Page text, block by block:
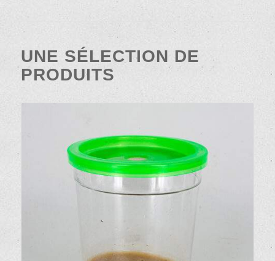
UNE SÉLECTION DE
PRODUITS